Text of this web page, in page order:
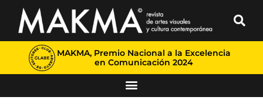
MAKMA, Premio Nacional a la Excelencia
en Comunicación 2024